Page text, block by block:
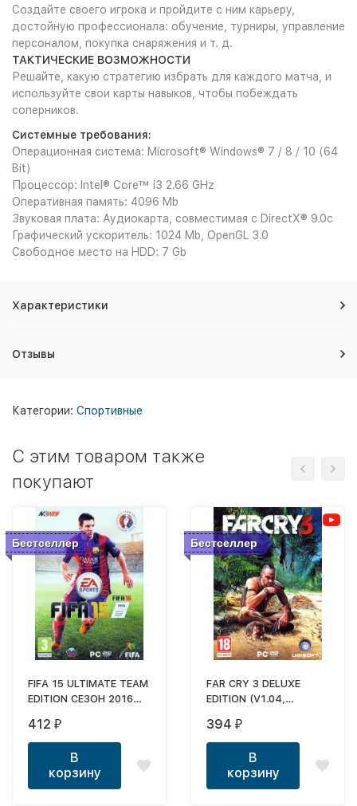
Создайте своего игрока и пройдите с ним карьеру,
достойную профессионала: обучение, турниры, управление
персоналом, покупка снаряжения и т. д.
ТАКТИЧЕСКИЕ ВОЗМОЖНОСТИ
Решайте, какую стратегию избрать для каждого матча, и
используйте свои карты навыков, чтобы побеждать
соперников.
Системные требования:
Операционная система: Microsoft® Windows® 7 / 8 / 10 (64
Bit)
Процессор: Intel® Core™ i3 2.66 GHz
Оперативная память: 4096 Mb
Звуковая плата: Аудиокарта, совместимая с DirectX® 9.0с
Графический ускоритель: 1024 Mb, OpenGL 3.0
Свободное место на HDD: 7 Gb
Характеристики
Отзывы
Категории: Спортивные
C этим товаром также
покупают
Бестселлер
FIFA 15 ULTIMATE TEAM
EDITION СЕЗОН 2016
5.0.2)
412 ₽
В
корзину
Бестселлер
FAR CRY 3 DELUXE
EDITION (V1.04,
МИССИЙ, ОРУЖИЕ,
ШМОТ, ОЗВУЧКА)
394 ₽
В
корзину